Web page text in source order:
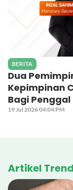
BERITA
Dua
Kepimpinan
Bagi
19 Jul 2026 04:04 PM
Artikel